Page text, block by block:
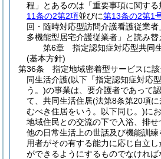
程」とあるのは「重要事項に関する
11条の2第2項並びに第13条の2第1
回・随時対応型訪問介護看護従業
多機能型居宅介護従業者」と読み替
第6章
指定認知症対応型共同
(基本方針)
第36条
指定地域密着型サービスに
同生活介護(以下「指定認知症対応
う。)の事業は、要介護者であって
て、共同生活住居(法第8条第20項
むべき住居をいう。以下同じ。)に
地域住民との交流の下で入浴、排
他の日常生活上の世話及び機能訓練
用者がその有する能力に応じ自立
ができるようにするものでなければ